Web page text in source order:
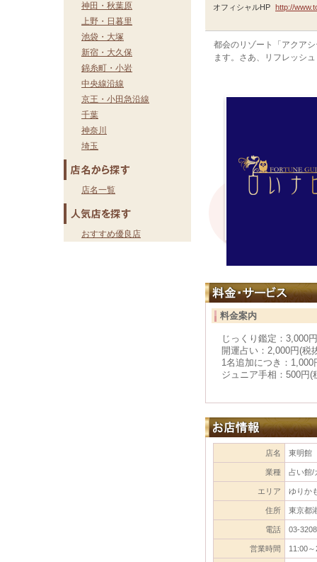
神田・秋葉原
上野・日暮里
池袋・大塚
新宿・大久保
錦糸町・小岩
中央線沿線
京王・小田急沿線
千葉
神奈川
埼玉
店名一覧
おすすめ優良店
オフィシャルHP http://
都会のリゾート「アクア
ます。さあ、リフレッシ
料金案内
じっくり鑑定：3,000
開運占い：2,000円(税
1名追加につき：1,000
ジュニア手相：500円(
店名 東明館
業種 占い館/
エリア ゆりか
住所 東京都
電話 03-
営業時間 11:00